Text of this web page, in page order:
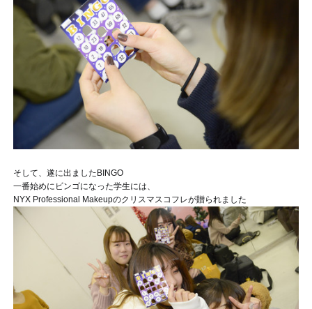
そして、遂に出ましたBINGO
一番始めにビンゴになった学生には、
NYX Professional Makeupのクリスマスコフレが贈られました